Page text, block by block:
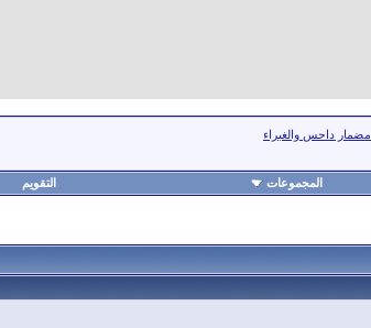
مضمار داحس والغبراء
المجموعات التقويم